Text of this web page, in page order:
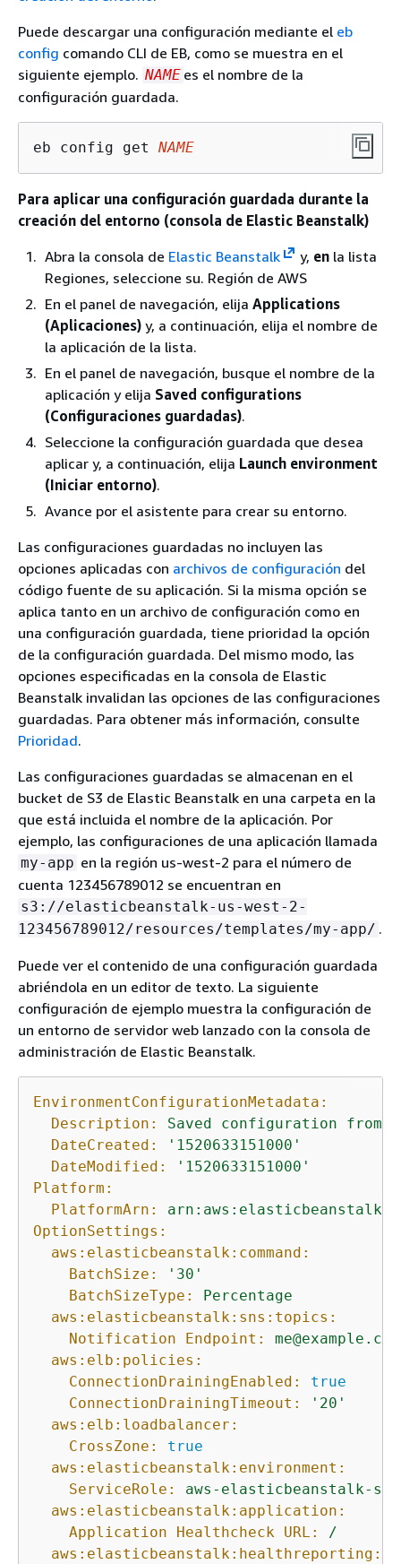
Puede descargar una configuración mediante el eb
config comando CLI de EB, como se muestra en el
siguiente ejemplo. NAME es el nombre de la
configuración guardada.
eb config get NAME
Para aplicar una configuración guardada durante la
creación del entorno (consola de Elastic Beanstalk)
Abra la consola de Elastic Beanstalk y, enla lista
Regiones, seleccione su. Región de AWS
En el panel de navegación, elija Applications
(Aplicaciones) y, a continuación, elija el nombre de
la aplicación de la lista.
En el panel de navegación, busque el nombre de la
aplicación y elija Saved configurations
(Configuraciones guardadas).
Seleccione la configuración guardada que desea
aplicar y, a continuación, elija Launch environment
(Iniciar entorno).
Avance por el asistente para crear su entorno.
Las configuraciones guardadas no incluyen las
opciones aplicadas con archivos de configuración del
código fuente de su aplicación. Si la misma opción se
aplica tanto en un archivo de configuración como en
una configuración guardada, tiene prioridad la opción
de la configuración guardada. Del mismo modo, las
opciones especificadas en la consola de Elastic
Beanstalk invalidan las opciones de las configuraciones
guardadas. Para obtener más información, consulte
Prioridad.
Las configuraciones guardadas se almacenan en el
bucket de S3 de Elastic Beanstalk en una carpeta en la
que está incluida el nombre de la aplicación. Por
ejemplo, las configuraciones de una aplicación llamada
my-app en la región us-west-2 para el número de
cuenta 123456789012 se encuentran en
s3://elasticbeanstalk-us-west-2-
123456789012/resources/templates/my-app/ .
Puede ver el contenido de una configuración guardada
abriéndola en un editor de texto. La siguiente
configuración de ejemplo muestra la configuración de
un entorno de servidor web lanzado con la consola de
administración de Elastic Beanstalk.
EnvironmentConfigurationMetadata:
Description:
Saved configuration from
DateCreated:
'1520633151000'
DateModified:
'1520633151000'
Platform:
PlatformArn:
OptionSettings:
aws:elasticbeanstalk:command:
BatchSize:
'30'
BatchSizeType:
Percentage
aws:elasticbeanstalk:sns:topics:
Notification Endpoint:
me@example.com
aws:elb:policies:
ConnectionDrainingEnabled:
true
ConnectionDrainingTimeout:
'20'
aws:elb:loadbalancer:
CrossZone:
true
aws:elasticbeanstalk:environment:
ServiceRole:
aws-elasticbeanstalk-
aws:elasticbeanstalk:application:
Application Healthcheck URL:
/